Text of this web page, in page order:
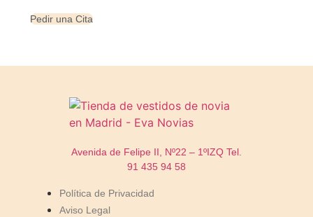
Pedir una Cita
Avenida de Felipe II, Nº22 – 1ºIZQ Tel.
91 435 94 58
Política de Privacidad
Aviso Legal